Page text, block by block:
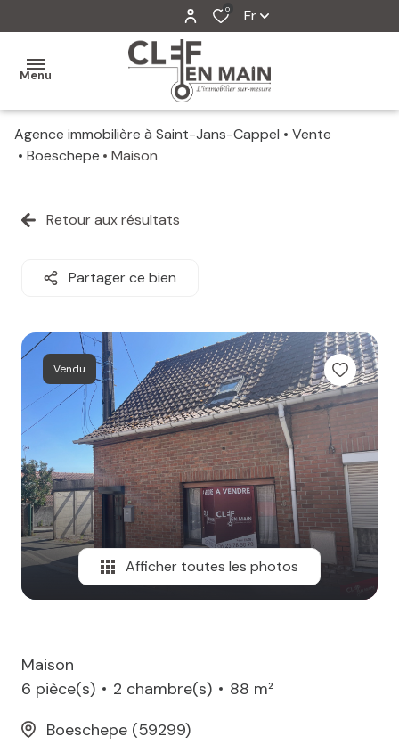
0 Fr
Menu
MON
MES
MES
ESTIMATION
ALERTE
MAIL
Agence immobilière à Saint-Jans-Cappel
Vente
Boeschepe
Maison
Retour aux résultats
Partager ce bien
Vendu
Afficher toutes les photos
Maison
6 pièce(s)
2 chambre(s)
88 m²
Boeschepe (59299)